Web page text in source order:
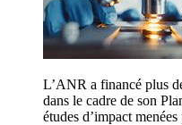
L’ANR a financé plus
dans le cadre de son
études d’impact